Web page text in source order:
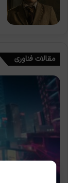
مقالات فناوری